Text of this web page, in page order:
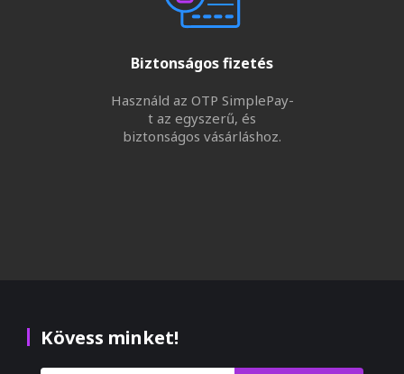
Biztonságos fizetés
Használd az OTP SimplePay-
t az egyszerű, és
biztonságos vásárláshoz.
Kövess minket!